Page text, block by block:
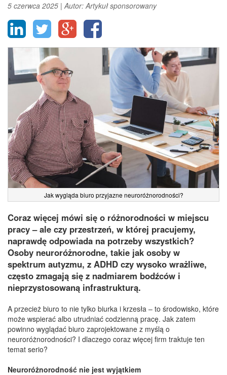
5 czerwca 2025 |Autor:Artykuł sponsorowany
Jak wygląda biuro przyjazne neuroróżnorodności?
Coraz więcej mówi się o różnorodności w miejscu
pracy – ale czy przestrzeń, w której pracujemy,
naprawdę odpowiada na potrzeby wszystkich?
Osoby neuroróżnorodne, takie jak osoby w
spektrum autyzmu, z ADHD czy wysoko wrażliwe,
często zmagają się z nadmiarem bodźców i
nieprzystosowaną infrastrukturą.
A przecież biuro to nie tylko biurka i krzesła – to środowisko, które
może wspierać albo utrudniać codzienną pracę. Jak zatem
powinno wyglądać biuro zaprojektowane z myślą o
neuroróżnorodności? I dlaczego coraz więcej firm traktuje ten
temat serio?
Neuroróżnorodność nie jest wyjątkiem